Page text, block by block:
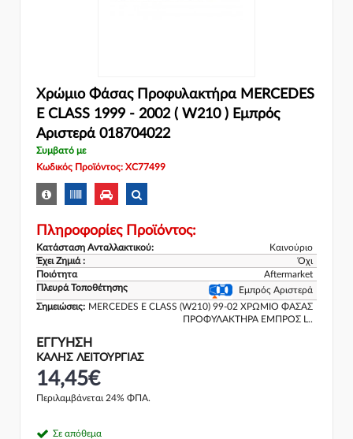
Χρώμιο Φάσας Προφυλακτήρα MERCEDES
E CLASS 1999 - 2002 ( W210 ) Εμπρός
Αριστερά 018704022
Συμβατό με
Κωδικός Προϊόντος: XC77499
Πληροφορίες Προϊόντος:
Κατάσταση Ανταλλακτικού:
Καινούριο
Έχει Ζημιά :
Όχι
Ποιότητα
Aftermarket
Πλευρά Τοποθέτησης
Εμπρός Αριστερά
Σημειώσεις: MERCEDES E CLASS (W210) 99-02 ΧΡΩΜΙΟ ΦΑΣΑΣ
ΠΡΟΦΥΛΑΚΤΗΡΑ ΕΜΠΡΟΣ L..
ΕΓΓΎΗΣΗ
ΚΑΛΗΣ ΛΕΙΤΟΥΡΓΙΑΣ
14,45€
Περιλαμβάνεται 24% ΦΠΑ.
Σε απόθεμα